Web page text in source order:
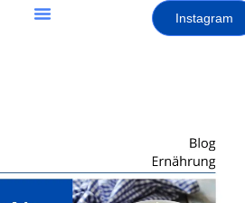
Instagram